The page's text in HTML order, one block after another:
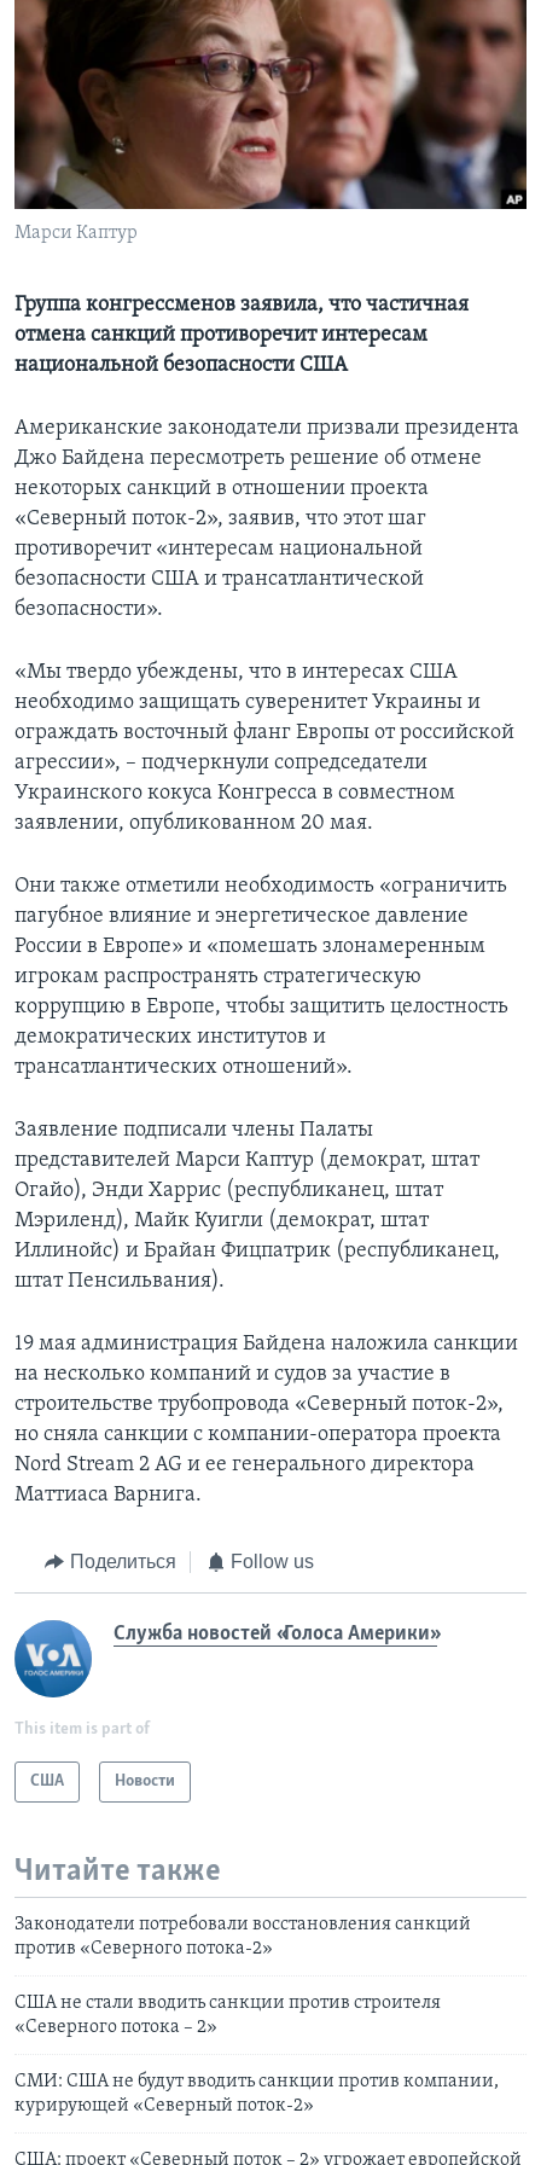
Learning English
СОЦИАЛЬНЫЕ СЕТИ
Языки
Марси Каптур
Группа конгрессменов заявила, что частичная
отмена санкций противоречит интересам
национальной безопасности США
Американские законодатели призвали президента
Джо Байдена пересмотреть решение об отмене
некоторых санкций в отношении проекта
«Северный поток-2», заявив, что этот шаг
противоречит «интересам национальной
безопасности США и трансатлантической
безопасности».
«Мы твердо убеждены, что в интересах США
необходимо защищать суверенитет Украины и
ограждать восточный фланг Европы от российской
агрессии», – подчеркнули сопредседатели
Украинского кокуса Конгресса в совместном
заявлении, опубликованном 20 мая.
Они также отметили необходимость «ограничить
пагубное влияние и энергетическое давление
России в Европе» и «помешать злонамеренным
игрокам распространять стратегическую
коррупцию в Европе, чтобы защитить целостность
демократических институтов и
трансатлантических отношений».
Заявление подписали члены Палаты
представителей Марси Каптур (демократ, штат
Огайо), Энди Харрис (республиканец, штат
Мэриленд), Майк Куигли (демократ, штат
Иллинойс) и Брайан Фицпатрик (республиканец,
штат Пенсильвания).
19 мая администрация Байдена наложила санкции
на несколько компаний и судов за участие в
строительстве трубопровода «Северный поток-2»,
но сняла санкции с компании-оператора проекта
Nord Stream 2 AG и ее генерального директора
Маттиаса Варнига.
Поделиться Follow us
Служба новостей «Голоса Америки»
This item is part of
США Новости
Читайте также
Законодатели потребовали восстановления санкций
против «Северного потока-2»
США не стали вводить санкции против строителя
«Северного потока – 2»
СМИ: США не будут вводить санкции против компании,
курирующей «Северный поток-2»
США: проект «Северный поток – 2» угрожает европейской